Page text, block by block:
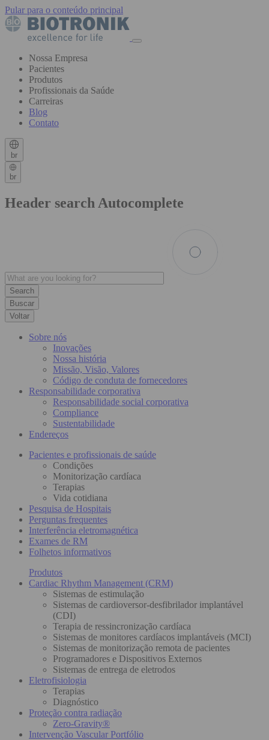
Pular para o conteúdo principal
Nossa Empresa
Pacientes
Produtos
Profissionais da Saúde
Carreiras
Blog
Contato
br
br
Header search Autocomplete
Buscar
Voltar
Sobre nós
Inovações
Nossa história
Missão, Visão, Valores
Código de conduta de fornecedores
Responsabilidade corporativa
Responsabilidade social corporativa
Compliance
Sustentabilidade
Endereços
Pacientes e profissionais de saúde
Condições
Monitorização cardíaca
Terapias
Vida cotidiana
Pesquisa de Hospitais
Perguntas frequentes
Interferência eletromagnética
Exames de RM
Folhetos informativos
Produtos
Cardiac Rhythm Management (CRM)
Sistemas de estimulação
Sistemas de cardioversor-desfibrilador implantável
(CDI)
Terapia de ressincronização cardíaca
Sistemas de monitores cardíacos implantáveis (MCI)
Sistemas de monitorização remota de pacientes
Programadores e Dispositivos Externos
Sistemas de entrega de eletrodos
Eletrofisiologia
Terapias
Diagnóstico
Proteção contra radiação
Zero-Gravity®
Intervenção Vascular Portfólio